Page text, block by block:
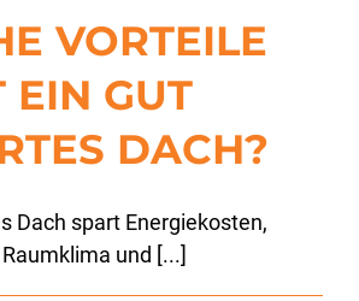
Sturmschäden?
VORTEILE
EIN GUT
DACH?
Dach spart Energiekosten,
und [...]